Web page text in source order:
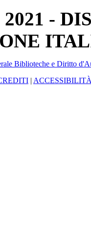
2021 -
Biblioteche e Diritto
|